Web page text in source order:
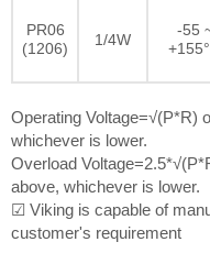
PR06
(1206)
1/4W
-55
Operating Voltage=√(P*R)
whichever is lower.
Overload
above, whichever is lower.
☑ Viking is capable of
customer's requirement